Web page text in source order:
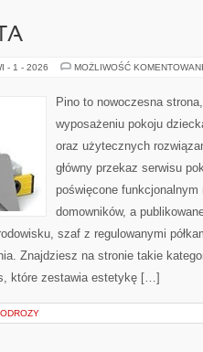
- 1 - 2026 MOŻLIWOŚĆ
Pino to nowoczesna
wyposażeniu pokoju
oraz użytecznych
główny przekaz serwisu
poświęcone
domowników, a
szaf z regulowanymi
Znajdziesz na stronie takie
które zestawia estetykę […]